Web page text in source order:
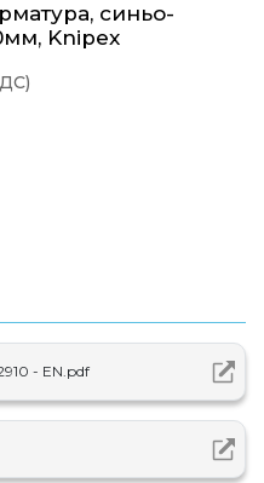
синьо-
Knipex
- EN.pdf